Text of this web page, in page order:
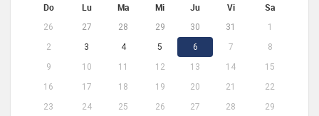
Do Lu Ma Mi Ju Vi Sa
26 27 28 29 30 31
1
2
3 4 5 6 7
8
9
10 11 12 13 14
15
16
17 18 19 20 21
22
23
24 25 26 27 28
29